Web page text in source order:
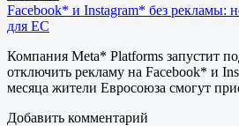
Facebook* и Instagram* без рекламы:
для ЕС
Компания Meta* Platforms запустит
отключить рекламу на Facebook* и
месяца жители Евросоюза смогут
Добавить комментарий